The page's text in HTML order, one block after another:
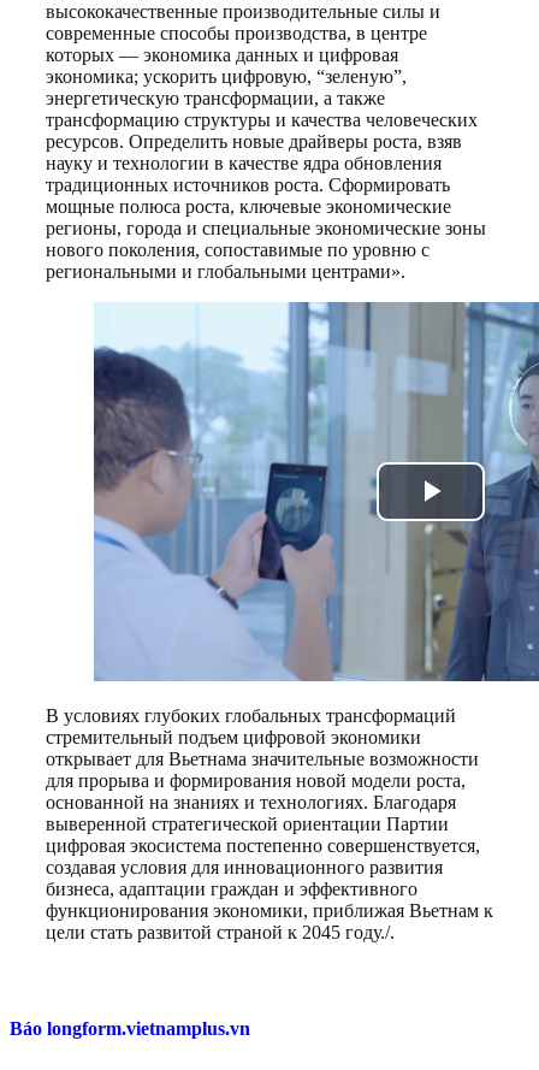
высококачественные производительные силы и
современные способы производства, в центре
которых — экономика данных и цифровая
экономика; ускорить цифровую, “зеленую”,
энергетическую трансформации, а также
трансформацию структуры и качества человеческих
ресурсов. Определить новые драйверы роста, взяв
науку и технологии в качестве ядра обновления
традиционных источников роста. Сформировать
мощные полюса роста, ключевые экономические
регионы, города и специальные экономические зоны
нового поколения, сопоставимые по уровню с
региональными и глобальными центрами».
В условиях глубоких глобальных трансформаций
стремительный подъем цифровой экономики
открывает для Вьетнама значительные возможности
для прорыва и формирования новой модели роста,
основанной на знаниях и технологиях. Благодаря
выверенной стратегической ориентации Партии
цифровая экосистема постепенно совершенствуется,
создавая условия для инновационного развития
бизнеса, адаптации граждан и эффективного
функционирования экономики, приближая Вьетнам к
цели стать развитой страной к 2045 году./.
Báo longform.vietnamplus.vn